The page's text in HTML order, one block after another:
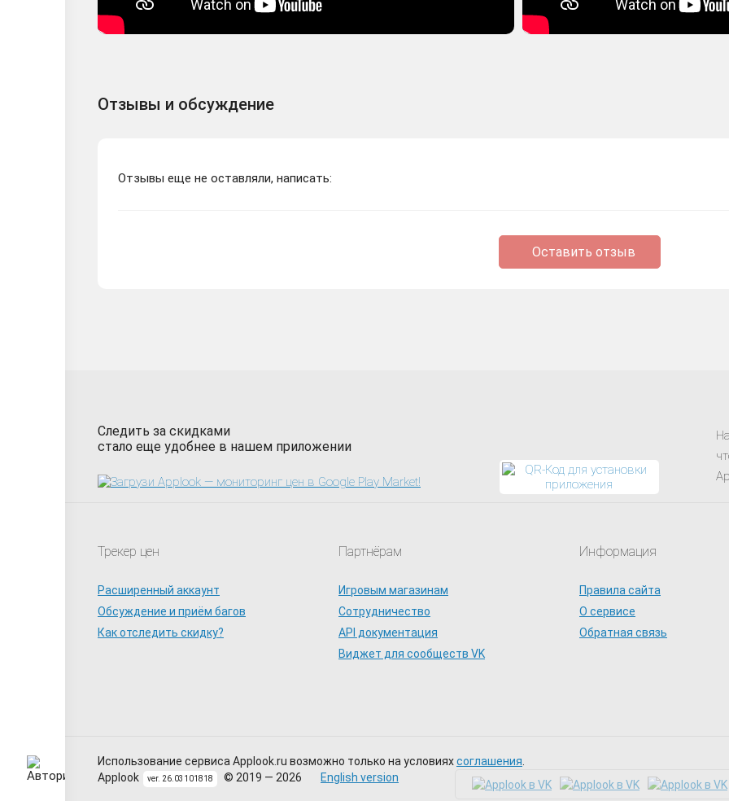
Отзывы и обсуждение
Отзывы еще не оставляли, написать:
Оставить отзыв
Следить за скидками
стало еще удобнее в нашем приложении
Трекер цен
Расширенный аккаунт
Обсуждение и приём багов
Как отследить скидку?
Партнёрам
Игровым магазинам
Сотрудничество
API документация
Виджет для сообществ VK
Информация
Правила сайта
О сервисе
Обратная связь
Использование сервиса Applook.ru возможно только на условияхсоглашения
Applook ver. 26.03101818 © 2019 — 2026 English version